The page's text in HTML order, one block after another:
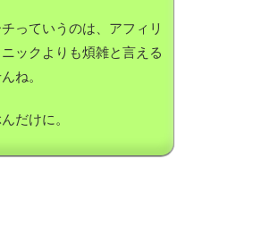
っていうのは、アフィリ
ックよりも煩雑と言える
ね。
だけに。